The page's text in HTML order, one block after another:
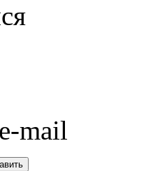
mail